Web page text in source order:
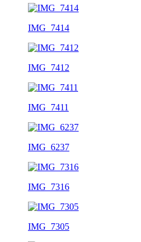
IMG_7414
IMG_7412
IMG_7411
IMG_6237
IMG_7316
IMG_7305